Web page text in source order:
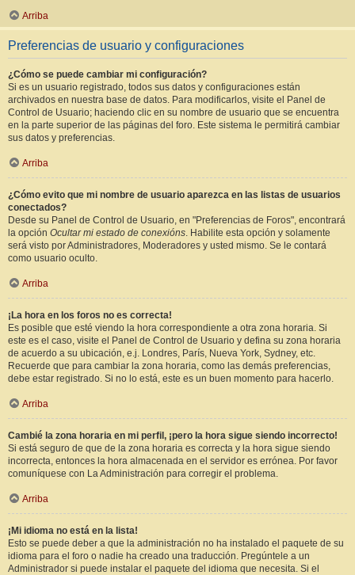
Arriba
Preferencias de usuario y configuraciones
¿Cómo se puede cambiar mi configuración?
Si es un usuario registrado, todos sus datos y configuraciones están
archivados en nuestra base de datos. Para modificarlos, visite el Panel de
Control de Usuario; haciendo clic en su nombre de usuario que se encuentra
en la parte superior de las páginas del foro. Este sistema le permitirá cambiar
sus datos y preferencias.
Arriba
¿Cómo evito que mi nombre de usuario aparezca en las listas de usuarios
conectados?
Desde su Panel de Control de Usuario, en "Preferencias de Foros", encontrará
la opción Ocultar mi estado de conexións. Habilite esta opción y solamente
será visto por Administradores, Moderadores y usted mismo. Se le contará
como usuario oculto.
Arriba
¡La hora en los foros no es correcta!
Es posible que esté viendo la hora correspondiente a otra zona horaria. Si
este es el caso, visite el Panel de Control de Usuario y defina su zona horaria
de acuerdo a su ubicación, e.j. Londres, París, Nueva York, Sydney, etc.
Recuerde que para cambiar la zona horaria, como las demás preferencias,
debe estar registrado. Si no lo está, este es un buen momento para hacerlo.
Arriba
Cambié la zona horaria en mi perfil, ¡pero la hora sigue siendo incorrecto!
Si está seguro de que de la zona horaria es correcta y la hora sigue siendo
incorrecta, entonces la hora almacenada en el servidor es errónea. Por favor
comuníquese con La Administración para corregir el problema.
Arriba
¡Mi idioma no está en la lista!
Esto se puede deber a que la administración no ha instalado el paquete de su
idioma para el foro o nadie ha creado una traducción. Pregúntele a un
Administrador si puede instalar el paquete del idioma que necesita. Si el